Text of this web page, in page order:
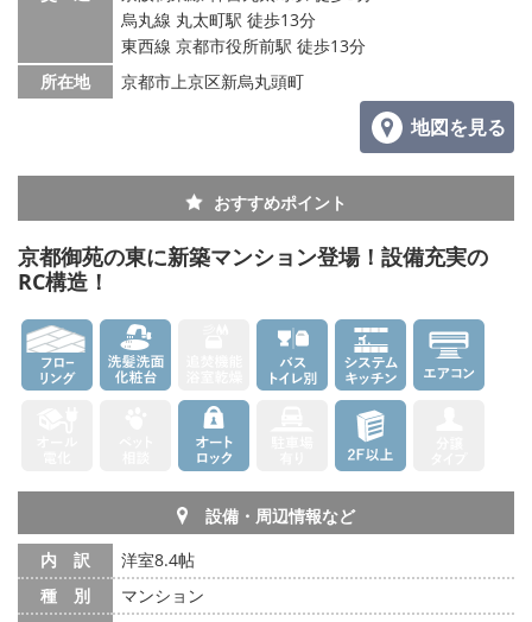
烏丸線 丸太町駅 徒歩13分
東西線 京都市役所前駅 徒歩13分
所在地
京都市上京区新烏丸頭町
地図を見る
おすすめポイント
京都御苑の東に新築マンション登場！設備充実の
RC構造！
設備・周辺情報など
内 訳
洋室8.4帖
種 別
マンション